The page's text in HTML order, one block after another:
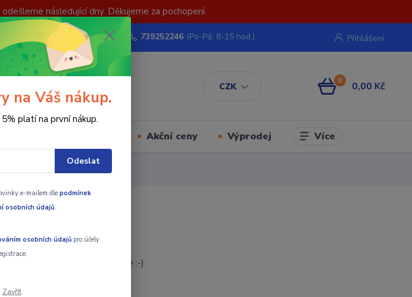
následující dny. Děkujeme za pochopení.
CZK
Přihlášení
Nevíte si rady? Zavolejte. 739252246 (Po-Pá, 8-15 hod.)
0 0,00 Kč
Akční ceny Výprodej Více
výrobě, tak Víme co nabízíme :-)
na Váš nákup.
platí na první nákup.
Odeslat
e-mailem dlepodmínek
osobních údajů.
osobních údajůpro účely
Zavřít